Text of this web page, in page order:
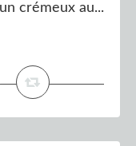
crémeux au...